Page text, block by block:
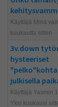
Käyttäjä Minä
kuukautta sitten
3v.down
hysteeriset
julkisella
Käyttäjä Yasmin
Yksi kuukausi